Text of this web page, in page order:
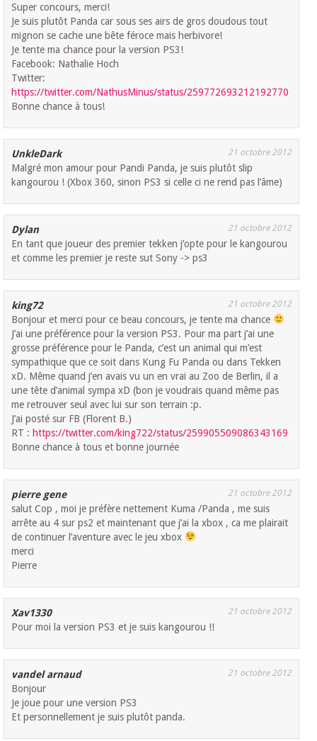
Super concours, merci!
Je suis plutôt Panda car sous ses airs de gros doudous tout
mignon se cache une bête féroce mais herbivore!
Je tente ma chance pour la version PS3!
Facebook: Nathalie Hoch
Twitter:
https://twitter.com/NathusMinus/status/259772693212192770
Bonne chance à tous!
UnkleDark 21 octobre 2012
Malgré mon amour pour Pandi Panda, je suis plutôt slip
kangourou ! (Xbox 360, sinon PS3 si celle ci ne rend pas l’âme)
Dylan 21 octobre 2012
En tant que joueur des premier tekken j’opte pour le kangourou
et comme les premier je reste sut Sony -> ps3
king72 21 octobre 2012
Bonjour et merci pour ce beau concours, je tente ma chance
J’ai une préférence pour la version PS3. Pour ma part j’ai une
grosse préférence pour le Panda, c’est un animal qui m’est
sympathique que ce soit dans Kung Fu Panda ou dans Tekken
xD. Même quand j’en avais vu un en vrai au Zoo de Berlin, il a
une tête d’animal sympa xD (bon je voudrais quand même pas
me retrouver seul avec lui sur son terrain :p.
J’ai posté sur FB (Florent B.)
RT : https://twitter.com/king722/status/259905509086343169
Bonne chance à tous et bonne journée
pierre gene 21 octobre 2012
salut Cop , moi je préfère nettement Kuma /Panda , me suis
arrête au 4 sur ps2 et maintenant que j’ai la xbox , ca me plairait
de continuer l’aventure avec le jeu xbox
merci
Pierre
Xav1330 21 octobre 2012
Pour moi la version PS3 et je suis kangourou !!
vandel arnaud 21 octobre 2012
Bonjour
Je joue pour une version PS3
Et personnellement je suis plutôt panda.